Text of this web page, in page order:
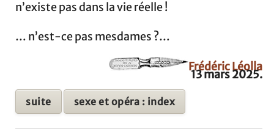
n’existe pas dans la vie réelle !
… n’est-ce pas mesdames ?…
Frédéric Léolla
13 mars 2025.
suite sexe et opéra : index